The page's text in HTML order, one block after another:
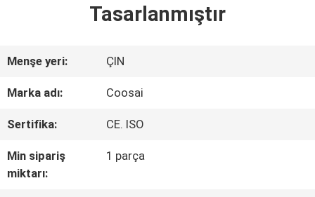
HAKKIMIZDA
Tasarlanmıştır
Menşe yeri: ÇIN
Marka adı: Coosai
Sertifika: CE. ISO
Min sipariş
miktarı:
1 parça